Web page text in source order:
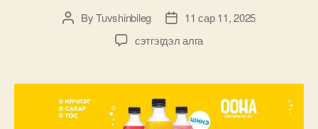
PostByTuvshinbileg
Post11 сар 11, 2025
OOHA
амтны
нууцыг
та
сэтгэгдэл алга